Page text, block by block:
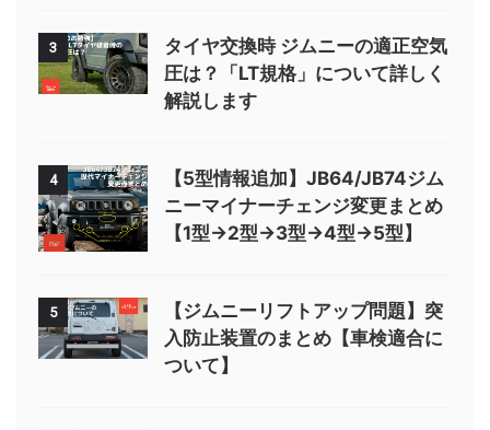
3
タイヤ交換時 ジムニーの適正空気
圧は？「LT規格」について詳しく
解説します
4
【5型情報追加】JB64/JB74ジム
ニーマイナーチェンジ変更まとめ
【1型→2型→3型→4型→5型】
5
【ジムニーリフトアップ問題】突
入防止装置のまとめ【車検適合に
ついて】